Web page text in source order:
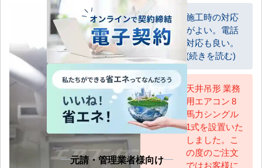
お客様
施工時の対応
がよい。電話
対応も良い。
(続きを読む)
AC担当
天井吊形 業務
用エアコン 8
馬力シングル
1式を設置いた
しました。こ
の度のご注文
ではお客様に
元請・管理業者様向け